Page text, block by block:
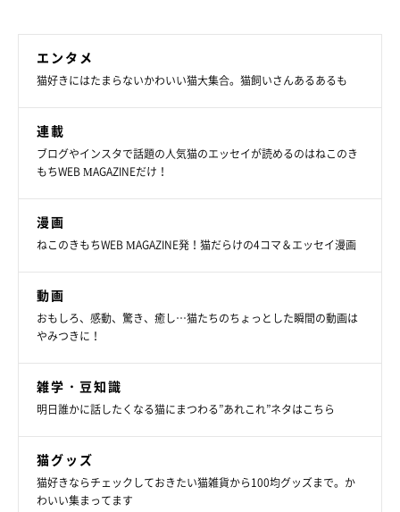
エンタメ
猫好きにはたまらないかわいい猫大集合。猫飼いさんあるあるも
連載
ブログやインスタで話題の人気猫のエッセイが読めるのはねこのき
もちWEB MAGAZINEだけ！
漫画
ねこのきもちWEB MAGAZINE発！猫だらけの4コマ＆エッセイ漫画
動画
おもしろ、感動、驚き、癒し…猫たちのちょっとした瞬間の動画は
やみつきに！
雑学・豆知識
明日誰かに話したくなる猫にまつわる”あれこれ”ネタはこちら
猫グッズ
猫好きならチェックしておきたい猫雑貨から100均グッズまで。か
わいい集まってます